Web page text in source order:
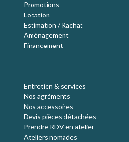
Promotions
Location
Estimation / Rachat
Aménagement
Financement
Entretien & services
Nos agréments
Nos accessoires
Devis pièces détachées
Prendre RDV en atelier
Ateliers nomades